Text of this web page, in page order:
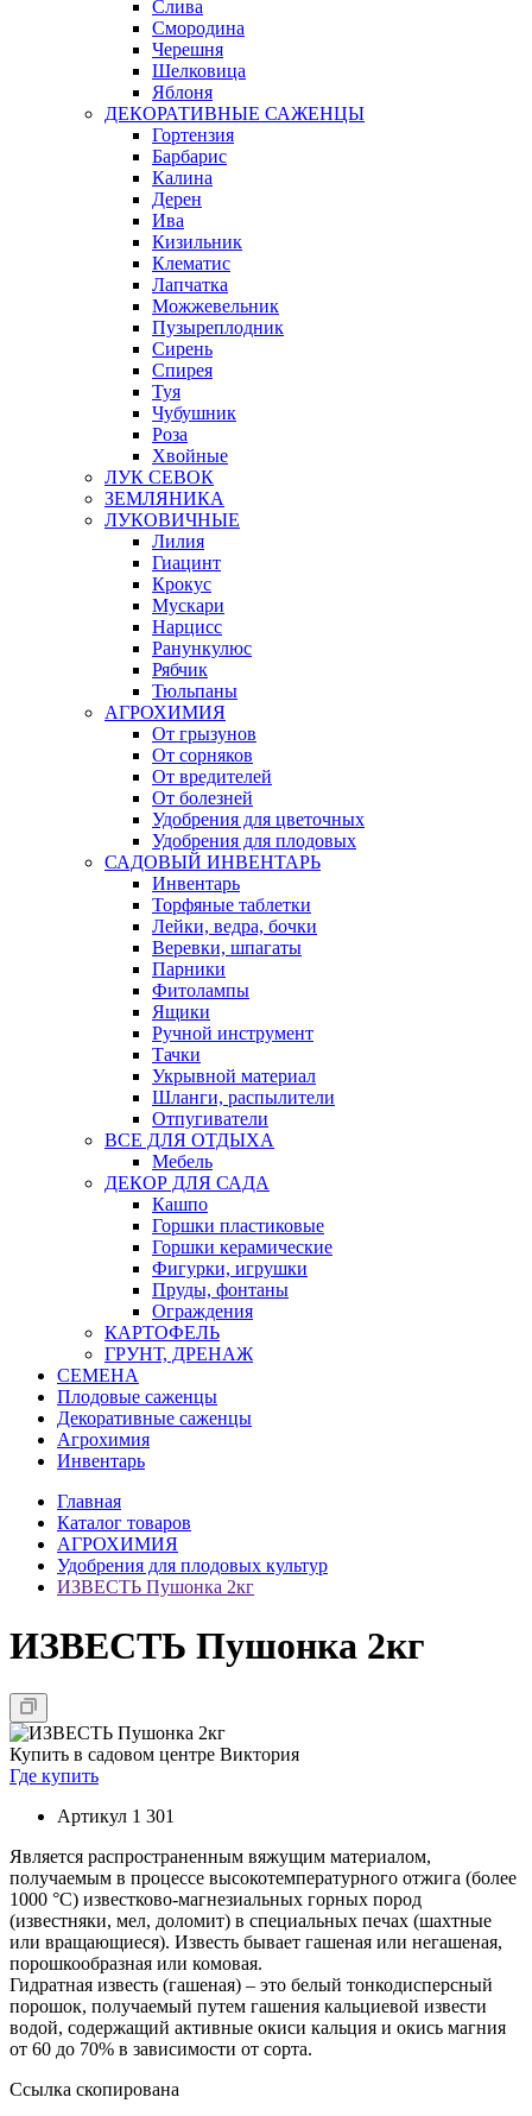
Слива
Смородина
Черешня
Шелковица
Яблоня
ДЕКОРАТИВНЫЕ САЖЕНЦЫ
Гортензия
Барбарис
Калина
Дерен
Ива
Кизильник
Клематис
Лапчатка
Можжевельник
Пузыреплодник
Сирень
Спирея
Туя
Чубушник
Роза
Хвойные
ЛУК СЕВОК
ЗЕМЛЯНИКА
ЛУКОВИЧНЫЕ
Лилия
Гиацинт
Крокус
Мускари
Нарцисс
Ранункулюс
Рябчик
Тюльпаны
АГРОХИМИЯ
От грызунов
От сорняков
От вредителей
От болезней
Удобрения для цветочных
Удобрения для плодовых
САДОВЫЙ ИНВЕНТАРЬ
Инвентарь
Торфяные таблетки
Лейки, ведра, бочки
Веревки, шпагаты
Парники
Фитолампы
Ящики
Ручной инструмент
Тачки
Укрывной материал
Шланги, распылители
Отпугиватели
ВСЕ ДЛЯ ОТДЫХА
Мебель
ДЕКОР ДЛЯ САДА
Кашпо
Горшки пластиковые
Горшки керамические
Фигурки, игрушки
Пруды, фонтаны
Ограждения
КАРТОФЕЛЬ
ГРУНТ, ДРЕНАЖ
СЕМЕНА
Плодовые саженцы
Декоративные саженцы
Агрохимия
Инвентарь
Главная
Каталог товаров
АГРОХИМИЯ
Удобрения для плодовых культур
ИЗВЕСТЬ Пушонка 2кг
ИЗВЕСТЬ Пушонка 2кг
Купить в садовом центре Виктория
Где купить
Артикул 1 301
Является распространенным вяжущим материалом,
получаемым в процессе высокотемпературного отжига (более
1000 °С) известково-магнезиальных горных пород
(известняки, мел, доломит) в специальных печах (шахтные
или вращающиеся). Известь бывает гашеная или негашеная,
порошкообразная или комовая.
Гидратная известь (гашеная) – это белый тонкодисперсный
порошок, получаемый путем гашения кальциевой извести
водой, содержащий активные окиси кальция и окись магния
от 60 до 70% в зависимости от сорта.
Ссылка скопирована